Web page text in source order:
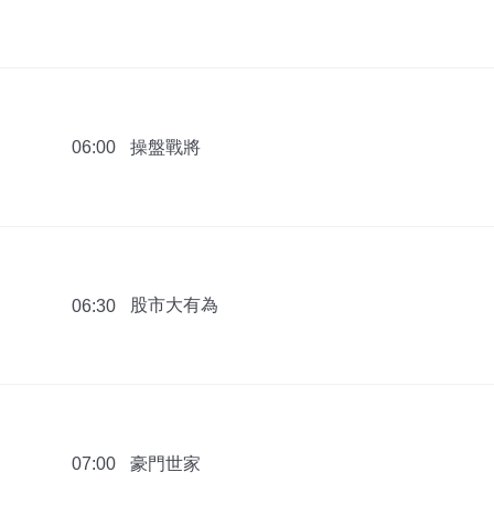
06:00 操盤戰將
06:30 股市大有為
07:00 豪門世家